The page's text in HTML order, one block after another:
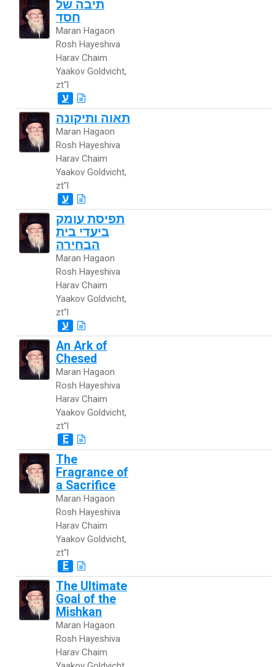
תיבה של
חסד
Maran Hagaon
Rosh Hayeshiva
Harav Chaim
Yaakov Goldvicht,
zt"l
ע
תאוה ותיקונה
Maran Hagaon
Rosh Hayeshiva
Harav Chaim
Yaakov Goldvicht,
zt"l
ע
תפיסת עומק
ביעדי בית
הבחירה
Maran Hagaon
Rosh Hayeshiva
Harav Chaim
Yaakov Goldvicht,
zt"l
ע
An Ark of
Chesed
Maran Hagaon
Rosh Hayeshiva
Harav Chaim
Yaakov Goldvicht,
zt"l
E
The
Fragrance of
a Sacrifice
Maran Hagaon
Rosh Hayeshiva
Harav Chaim
Yaakov Goldvicht,
zt"l
E
The Ultimate
Goal of the
Mishkan
Maran Hagaon
Rosh Hayeshiva
Harav Chaim